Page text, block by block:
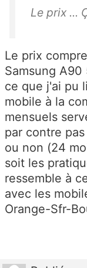
Le prix ...
Le prix
Samsung
ce que j'ai pu
mobile à la
mensuels
par contre
ou non (24
soit les
ressemble à
avec les
Orange-Sfr-